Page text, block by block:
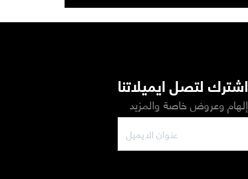
اشترك لتصل ايميلاتنا
إلهام وعروض خاصة والمزيد